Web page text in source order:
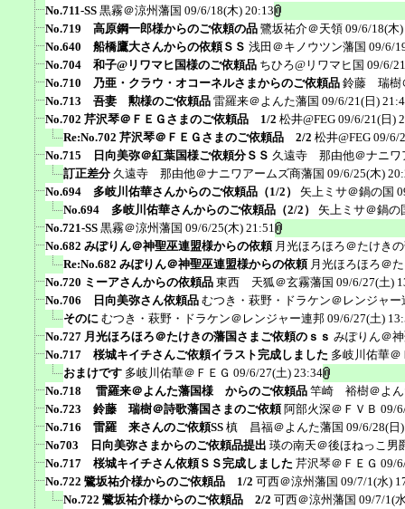
No.711-SS 黒霧＠涼州藩国 09/6/18(木) 20:13
No.719 高原鋼一郎様からのご依頼の品 鷺坂祐介＠天領 09/6/18(木
No.640 船橋鷹大さんからの依頼ＳＳ 浅田＠キノウツン藩国 09/6/
No.704 和子@リワマヒ国様のご依頼品 ちひろ@リワマヒ国 09/6/
No.710 乃亜・クラウ・オコーネルさまからのご依頼品 鈴藤 瑞樹
No.713 吾妻 勲様のご依頼品 雷羅来＠よんた藩国 09/6/21(日)
No.702 芹沢琴＠ＦＥＧさまのご依頼品 1/2 松井@FEG 09/6/21(日)
Re:No.702 芹沢琴＠ＦＥＧさまのご依頼品 2/2 松井@FEG 09/6/
No.715 日向美弥＠紅葉国様ご依頼分ＳＳ 久遠寺 那由他＠ナニワ
訂正差分 久遠寺 那由他＠ナニワアームズ商藩国 09/6/25(木)
No.694 多岐川佑華さんからのご依頼品（1/2）
矢上ミサ＠鍋の国
No.694 多岐川佑華さんからのご依頼品（2/2）
矢上ミサ＠鍋の
No.721-SS 黒霧＠涼州藩国 09/6/25(木) 21:51
No.682 みぽりん＠神聖巫連盟様からの依頼 月光ほろほろ＠たけき
Re:No.682 みぽりん＠神聖巫連盟様からの依頼 月光ほろほろ＠
No.720 ミーアさんからの依頼品 東西 天狐＠玄霧藩国 09/6/27(土)
No.706 日向美弥さん依頼品 むつき・萩野・ドラケン＠レンジャー
そのに むつき・萩野・ドラケン＠レンジャー連邦 09/6/27(土)
No.727 月光ほろほろ＠たけきの藩国さまご依頼のｓｓ みぽりん＠
No.717 桜城キイチさんご依頼イラスト完成しました 多岐川佑華＠
おまけです 多岐川佑華＠ＦＥＧ 09/6/27(土) 23:34
No.718 雷羅来＠よんた藩国様 からのご依頼品 竿崎 裕樹＠よん
No.723 鈴藤 瑞樹＠詩歌藩国さまのご依頼 阿部火深＠ＦＶＢ 09/
No.716 雷羅 来さんのご依頼SS 槙 昌福＠よんた藩国 09/6/28(日
No703 日向美弥さまからのご依頼品提出 瑛の南天＠後ほねっこ男
No.717 桜城キイチさん依頼ＳＳ完成しました 芹沢琴＠ＦＥＧ 09/
No.722 鷺坂祐介様からのご依頼品 1/2 可西＠涼州藩国 09/7/1(水)
No.722 鷺坂祐介様からのご依頼品 2/2 可西＠涼州藩国 09/7/1(